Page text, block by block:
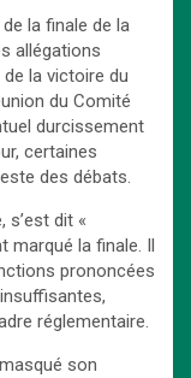
la finale de la
allégations
la victoire du
du Comité
durcissement
certaines
des débats.
s’est dit «
la finale. Il
prononcées
réglementaire.
son